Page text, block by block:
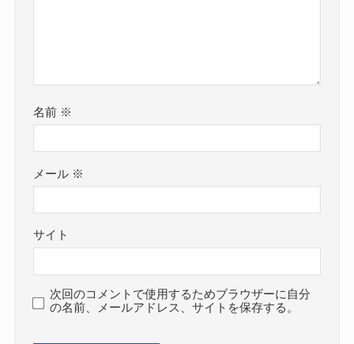
名前 ※
メール ※
サイト
次回のコメントで使用するためブラウザーに自分
の名前、メールアドレス、サイトを保存する。